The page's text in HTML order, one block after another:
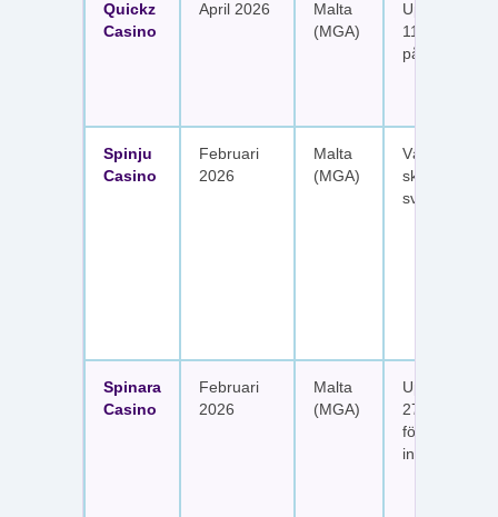
Quickz
Casino
April 2026
Malta
(MGA)
Upp till 1
111 free
på sex
Spinju
Casino
Februari
2026
Malta
(MGA)
skattefria
svenska
Spinara
Casino
Februari
2026
Malta
(MGA)
Upp till 1
277 free
fördelat på
insättningar